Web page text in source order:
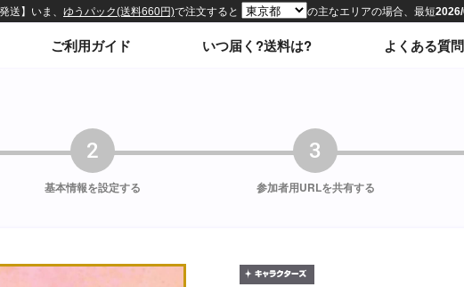
ご利用ガイド いつ届く?送料は? よくある質問
2
基本情報を設定する
3
参加者用URLを共有する